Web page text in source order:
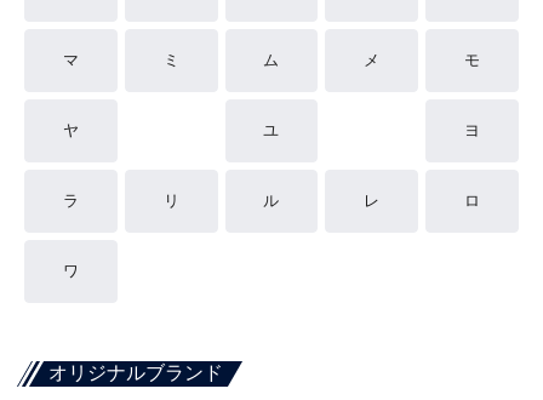
マ ミ ム メ モ
ヤ ユ ヨ
ラ リ ル レ ロ
ワ
オリジナルブランド